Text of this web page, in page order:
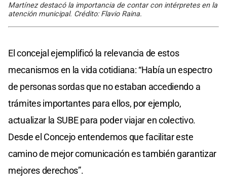
Martínez destacó la importancia de contar con intérpretes en la
atención municipal. Crédito: Flavio Raina.
El concejal ejemplificó la relevancia de estos
mecanismos en la vida cotidiana: “Había un espectro
de personas sordas que no estaban accediendo a
trámites importantes para ellos, por ejemplo,
actualizar la SUBE para poder viajar en colectivo.
Desde el Concejo entendemos que facilitar este
camino de mejor comunicación es también garantizar
mejores derechos”.